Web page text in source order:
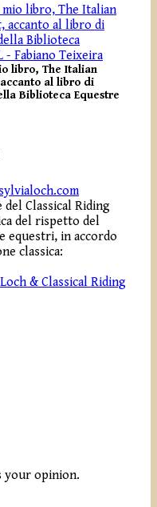
libro, The Italian
al libro di
Biblioteca Equestre
sylvialoch.com
Classical Riding
del rispetto del
equestri, in accordo
classica:
& Classical Riding
your opinion.